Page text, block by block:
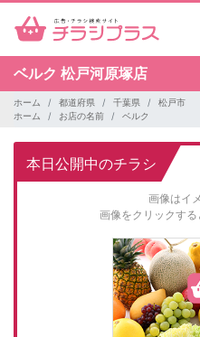
ベルク 松戸河原塚店
ホーム 都道府県 千葉県
松戸市
ホーム
お店の名前 ベルク
本日公開中のチラシ
画像はイ
画像をクリックする